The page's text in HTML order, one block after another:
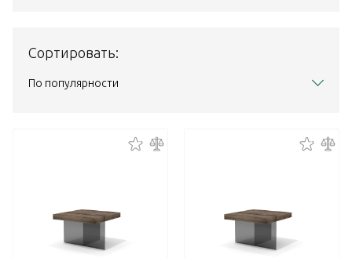
Сортировать:
По популярности